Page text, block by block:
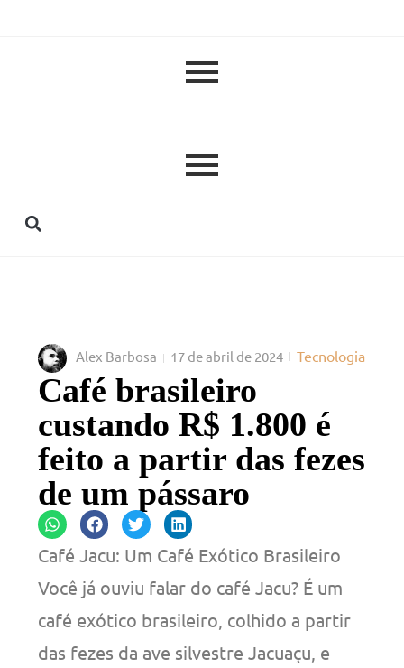
Alex Barbosa 17 de abril de 2024 Tecnologia
Café brasileiro
custando R$ 1.800 é
feito a partir das fezes
de um pássaro
Café Jacu: Um Café Exótico Brasileiro
Você já ouviu falar do café Jacu? É um
café exótico brasileiro, colhido a partir
das fezes da ave silvestre Jacuaçu, e